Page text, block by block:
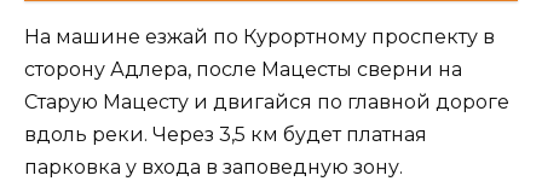
На машине езжай по Курортному проспекту в
сторону Адлера, после Мацесты сверни на
Старую Мацесту и двигайся по главной дороге
вдоль реки. Через 3,5 км будет платная
парковка у входа в заповедную зону.